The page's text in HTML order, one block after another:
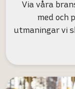
Via våra
med och
utmaningar vi